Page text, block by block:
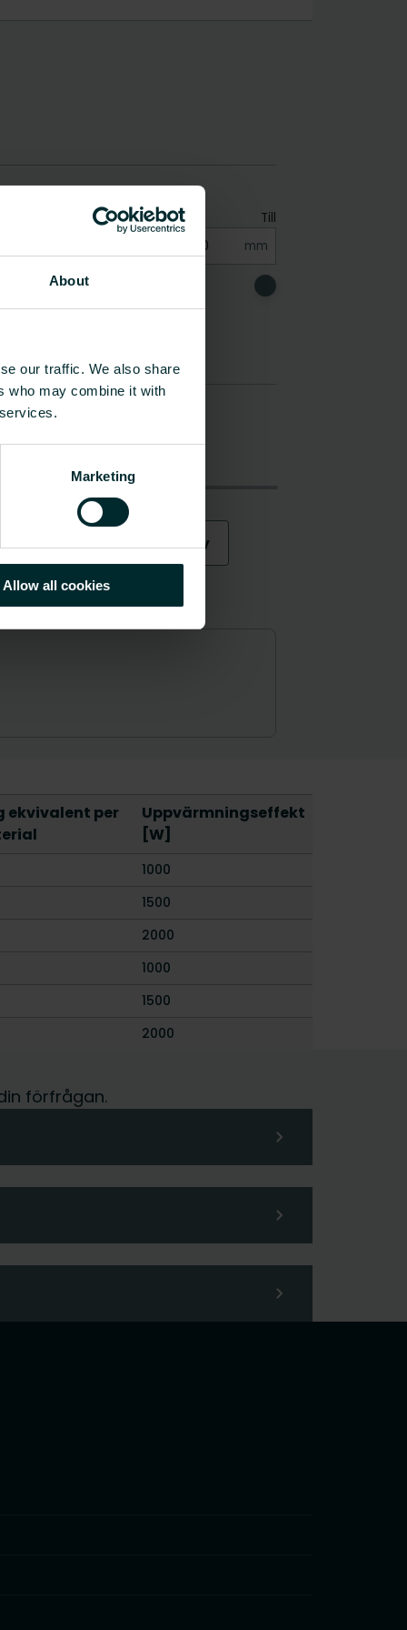
About
our traffic. We also share
who may combine it with
Marketing
Allow all cookies
ekvivalent per
Uppvärmningseffekt
[W]
1000
1500
2000
1000
1500
2000
förfrågan.